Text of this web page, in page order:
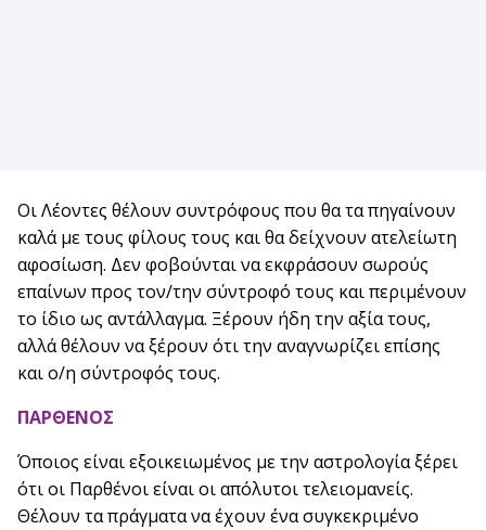
Οι Λέοντες θέλουν συντρόφους που θα τα πηγαίνουν
καλά με τους φίλους τους και θα δείχνουν ατελείωτη
αφοσίωση. Δεν φοβούνται να εκφράσουν σωρούς
επαίνων προς τον/την σύντροφό τους και περιμένουν
το ίδιο ως αντάλλαγμα. Ξέρουν ήδη την αξία τους,
αλλά θέλουν να ξέρουν ότι την αναγνωρίζει επίσης
και ο/η σύντροφός τους.
ΠΑΡΘΕΝΟΣ
Όποιος είναι εξοικειωμένος με την αστρολογία ξέρει
ότι οι Παρθένοι είναι οι απόλυτοι τελειομανείς.
Θέλουν τα πράγματα να έχουν ένα συγκεκριμένο